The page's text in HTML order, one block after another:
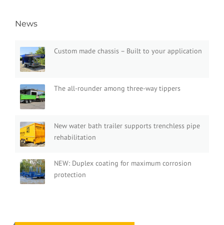
News
Custom made chassis – Built to your application
The all-rounder among three-way tippers
New water bath trailer supports trenchless pipe
rehabilitation
NEW: Duplex coating for maximum corrosion
protection